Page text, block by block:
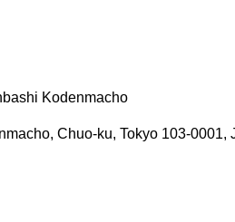
Kodenmacho
Chuo-ku, Tokyo 103-0001,